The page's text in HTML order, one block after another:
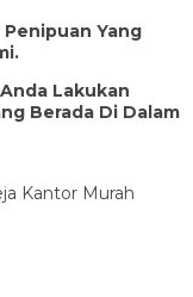
Yang
Lakukan
Berada Di Dalam
Kantor Murah